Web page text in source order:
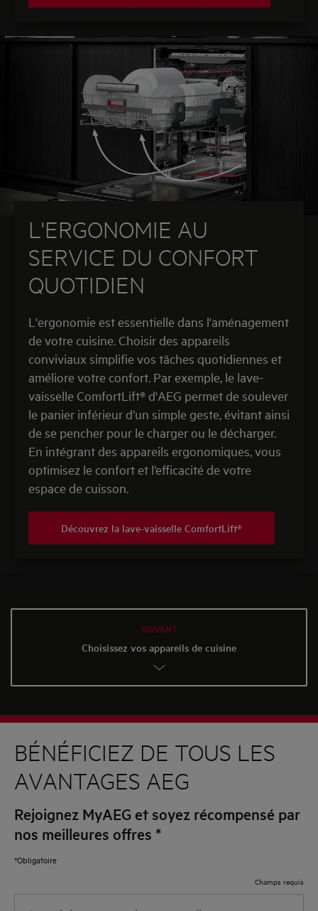
L'ERGONOMIE AU
SERVICE DU CONFORT
QUOTIDIEN
L'ergonomie est essentielle dans l'aménagement
de votre cuisine. Choisir des appareils
conviviaux simplifie vos tâches quotidiennes et
améliore votre confort. Par exemple, le lave-
vaisselle ComfortLift® d'AEG permet de soulever
le panier inférieur d’un simple geste, évitant ainsi
de se pencher pour le charger ou le décharger.
En intégrant des appareils ergonomiques, vous
optimisez le confort et l’efficacité de votre
espace de cuisson.
Découvrez la lave-vaisselle ComfortLift®
SUIVANT
Choisissez vos appareils de cuisine
BÉNÉFICIEZ DE TOUS LES
AVANTAGES AEG
Rejoignez MyAEG et soyez récompensé par
nos meilleures offres *
*Obligatoire
Champs requis